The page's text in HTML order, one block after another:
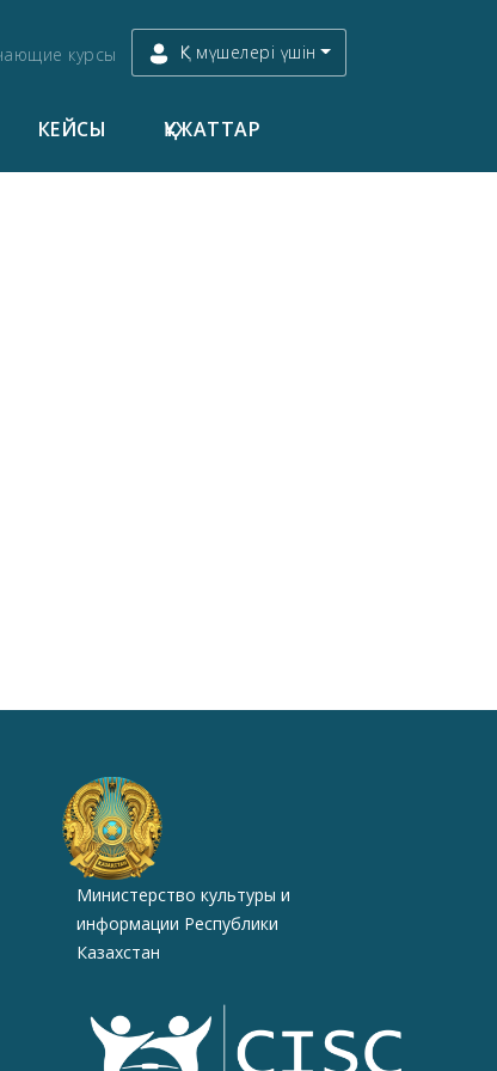
курсы ҚК мүшелері үшін
КЕЙСЫ ҚҰЖАТТАР
Министерство культуры и
информации Республики
Казахстан